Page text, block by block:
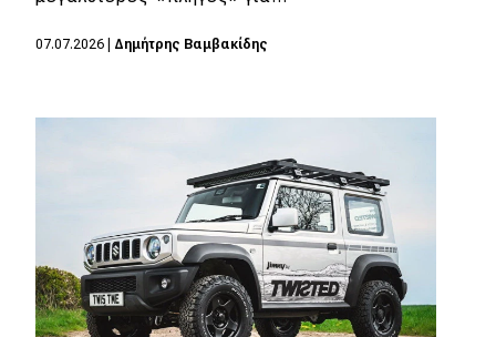
Οδηγός αγοράς
Χρηστικά
Συμβουλές
07.07.2026 Δημήτρης Βαμβακίδης